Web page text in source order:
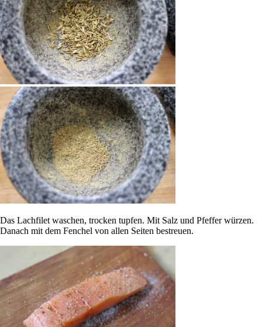
Das Lachfilet waschen, trocken tupfen. Mit Salz und Pfeffer würzen.
Danach mit dem Fenchel von allen Seiten bestreuen.